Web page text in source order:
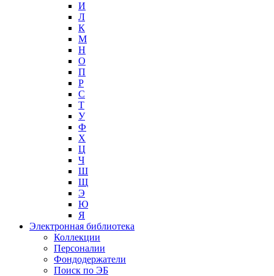
И
Л
К
М
Н
О
П
Р
С
Т
У
Ф
Х
Ц
Ч
Ш
Щ
Э
Ю
Я
Электронная библиотека
Коллекции
Персоналии
Фондодержатели
Поиск по ЭБ